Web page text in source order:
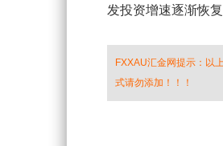
发投资增速逐渐恢
FXXAU汇金网提示：以
式请勿添加！！！